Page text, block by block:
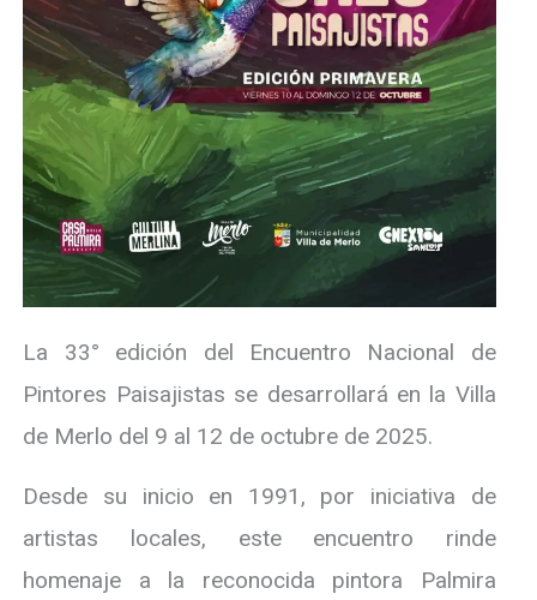
La 33° edición del Encuentro Nacional de
Pintores Paisajistas se desarrollará en la Villa
de Merlo del 9 al 12 de octubre de 2025.
Desde su inicio en 1991, por iniciativa de
artistas locales, este encuentro rinde
homenaje a la reconocida pintora Palmira